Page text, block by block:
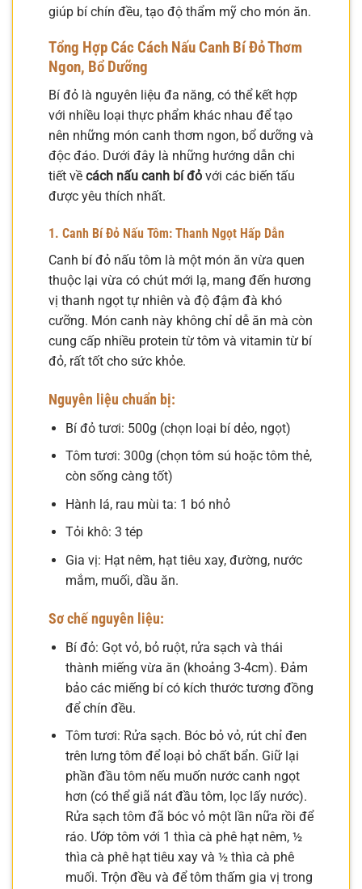
giúp bí chín đều, tạo độ thẩm mỹ cho món ăn.
Tổng Hợp Các Cách Nấu Canh Bí Đỏ Thơm
Ngon, Bổ Dưỡng
Bí đỏ là nguyên liệu đa năng, có thể kết hợp
với nhiều loại thực phẩm khác nhau để tạo
nên những món canh thơm ngon, bổ dưỡng và
độc đáo. Dưới đây là những hướng dẫn chi
tiết về cách nấu canh bí đỏ với các biến tấu
được yêu thích nhất.
1. Canh Bí Đỏ Nấu Tôm: Thanh Ngọt Hấp Dẫn
Canh bí đỏ nấu tôm là một món ăn vừa quen
thuộc lại vừa có chút mới lạ, mang đến hương
vị thanh ngọt tự nhiên và độ đậm đà khó
cưỡng. Món canh này không chỉ dễ ăn mà còn
cung cấp nhiều protein từ tôm và vitamin từ bí
đỏ, rất tốt cho sức khỏe.
Nguyên liệu chuẩn bị:
Bí đỏ tươi: 500g (chọn loại bí dẻo, ngọt)
Tôm tươi: 300g (chọn tôm sú hoặc tôm thẻ,
còn sống càng tốt)
Hành lá, rau mùi ta: 1 bó nhỏ
Tỏi khô: 3 tép
Gia vị: Hạt nêm, hạt tiêu xay, đường, nước
mắm, muối, dầu ăn.
Sơ chế nguyên liệu:
Bí đỏ: Gọt vỏ, bỏ ruột, rửa sạch và thái
thành miếng vừa ăn (khoảng 3-4cm). Đảm
bảo các miếng bí có kích thước tương đồng
để chín đều.
Tôm tươi: Rửa sạch. Bóc bỏ vỏ, rút chỉ đen
trên lưng tôm để loại bỏ chất bẩn. Giữ lại
phần đầu tôm nếu muốn nước canh ngọt
hơn (có thể giã nát đầu tôm, lọc lấy nước).
Rửa sạch tôm đã bóc vỏ một lần nữa rồi để
ráo. Ướp tôm với 1 thìa cà phê hạt nêm, ½
thìa cà phê hạt tiêu xay và ½ thìa cà phê
muối. Trộn đều và để tôm thấm gia vị trong